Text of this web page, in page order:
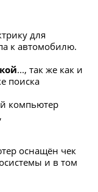
для
к автомобилю.
..., так же как и
поиска
компьютер
оснащён чек
и в том